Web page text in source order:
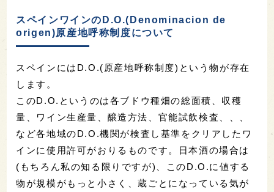
スペインワインのD.O.(Denominacion de
origen)原産地呼称制度について
スペインにはD.O.(原産地呼称制度)という物が存在
します。
このD.O.というのは各ブドウ種畑の総面積、収穫
量、ワイン生産量、醸造方法、官能試飲検査、、、
など各地域のD.O.機関が検査し基準をクリアしたワ
インに使用許可がおりるものです。日本酒の場合は
(もちろん私の知る限りですが)、このD.O.に値する
物が規模がもっと小さく、蔵ごとになっている気が